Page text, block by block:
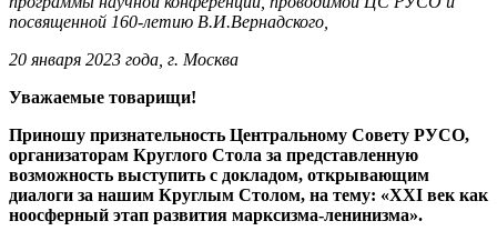
посвященной 160-летию В.И.Вернадского,
20 января 2023 года, г. Москва
Уважаемые товарищи!
Приношу признательность Центральному Совету РУСО,
организаторам Круглого Стола за представленную
возможность выступить с докладом, открывающим
диалоги за нашим Круглым Столом, на тему: «XXI век как
ноосферный этап развития марксизма-ленинизма».